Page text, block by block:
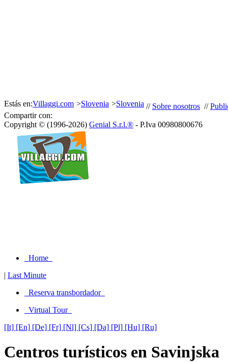
Estás en:Villaggi.com >Slovenia >Slovenia // Sobre nosotros //
Compartir con:
Copyright © (1996-2026) Genial S.r.l.® - P.Iva 00980800676
Home
| Last Minute
Reserva transbordador
Virtual Tour
[It] [En] [De] [Fr] [Nl] [Cs] [Da] [Pl] [Hu] [Ru]
Centros turísticos en Savinjska